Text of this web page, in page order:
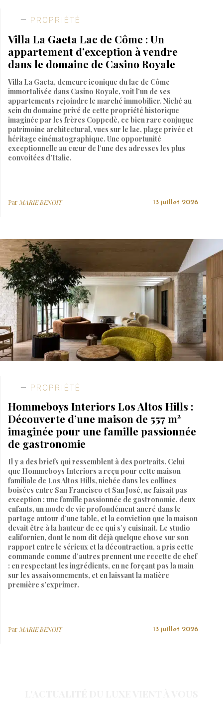
PROPRIÉTÉ
Villa La Gaeta Lac de Côme : Un
appartement d’exception à vendre
dans le domaine de Casino Royale
Villa La Gaeta, demeure iconique du lac de Côme
immortalisée dans Casino Royale, voit l’un de ses
appartements rejoindre le marché immobilier. Niché au
sein du domaine privé de cette propriété historique
imaginée par les frères Coppedè, ce bien rare conjugue
patrimoine architectural, vues sur le lac, plage privée et
héritage cinématographique. Une opportunité
exceptionnelle au cœur de l’une des adresses les plus
convoitées d’Italie.
Par MARIE BENOIT 13 juillet 2026
PROPRIÉTÉ
Hommeboys Interiors Los Altos Hills :
Découverte d’une maison de 557 m²
imaginée pour une famille passionnée
de gastronomie
Il y a des briefs qui ressemblent à des portraits. Celui
que Hommeboys Interiors a reçu pour cette maison
familiale de Los Altos Hills, nichée dans les collines
boisées entre San Francisco et San José, ne faisait pas
exception : une famille passionnée de gastronomie, deux
enfants, un mode de vie profondément ancré dans le
partage autour d’une table, et la conviction que la maison
devait être à la hauteur de ce qui s’y cuisinait. Le studio
californien, dont le nom dit déjà quelque chose sur son
rapport entre le sérieux et la décontraction, a pris cette
commande comme d’autres prennent une recette de chef
: en respectant les ingrédients, en ne forçant pas la main
sur les assaisonnements, et en laissant la matière
première s’exprimer.
ParMARIE BENOIT 13 juillet 2026